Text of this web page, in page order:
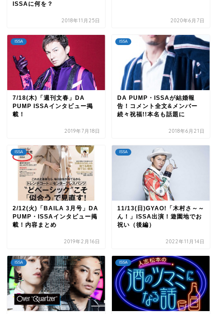
ISSAに何を？
2018年11月25日 2020年6月7日
ISSA
7/18(木)「週刊文春」DA
PUMP ISSAインタビュー掲
載！
2019年7月18日
ISSA
DA PUMP・ISSAが結婚報
告！コメント全文&メンバー
続々祝福!!本名も話題に
2018年6月21日
ISSA
2/12(火)「BAILA 3月号」DA
PUMP・ISSAインタビュー掲
載！内容まとめ
2019年2月16日
ISSA
11/13(日)GYAO!「木村さ～～
ん！」ISSA出演！遊園地でお
祝い（後編）
2022年11月14日
ISSA ISSA